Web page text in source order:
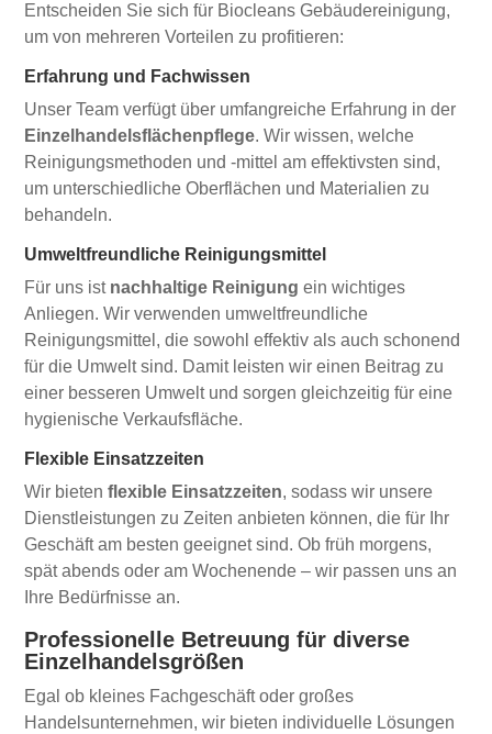
Entscheiden Sie sich für Biocleans Gebäudereinigung,
um von mehreren Vorteilen zu profitieren:
Erfahrung und Fachwissen
Unser Team verfügt über umfangreiche Erfahrung in der
Einzelhandelsflächenpflege. Wir wissen, welche
Reinigungsmethoden und -mittel am effektivsten sind,
um unterschiedliche Oberflächen und Materialien zu
behandeln.
Umweltfreundliche Reinigungsmittel
Für uns ist nachhaltige Reinigung ein wichtiges
Anliegen. Wir verwenden umweltfreundliche
Reinigungsmittel, die sowohl effektiv als auch schonend
für die Umwelt sind. Damit leisten wir einen Beitrag zu
einer besseren Umwelt und sorgen gleichzeitig für eine
hygienische Verkaufsfläche.
Flexible Einsatzzeiten
Wir bietenflexible Einsatzzeiten, sodass wir unsere
Dienstleistungen zu Zeiten anbieten können, die für Ihr
Geschäft am besten geeignet sind. Ob früh morgens,
spät abends oder am Wochenende – wir passen uns an
Ihre Bedürfnisse an.
Professionelle Betreuung für diverse
Einzelhandelsgrößen
Egal ob kleines Fachgeschäft oder großes
Handelsunternehmen, wir bieten individuelle Lösungen